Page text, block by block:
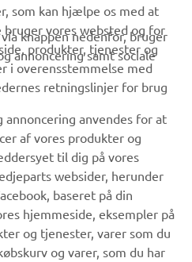
som kan hjælpe os med at
bruger vores websted og for
produkter, tjenester og
i overensstemmelse med
retningslinjer for brug
knappen nedenfor, bruger
annoncering samt sociale
annoncering anvendes for at
af vores produkter og
til dig på vores
websider, herunder
baseret på din
hjemmeside, eksempler på
og tjenester, varer som du
og varer, som du har